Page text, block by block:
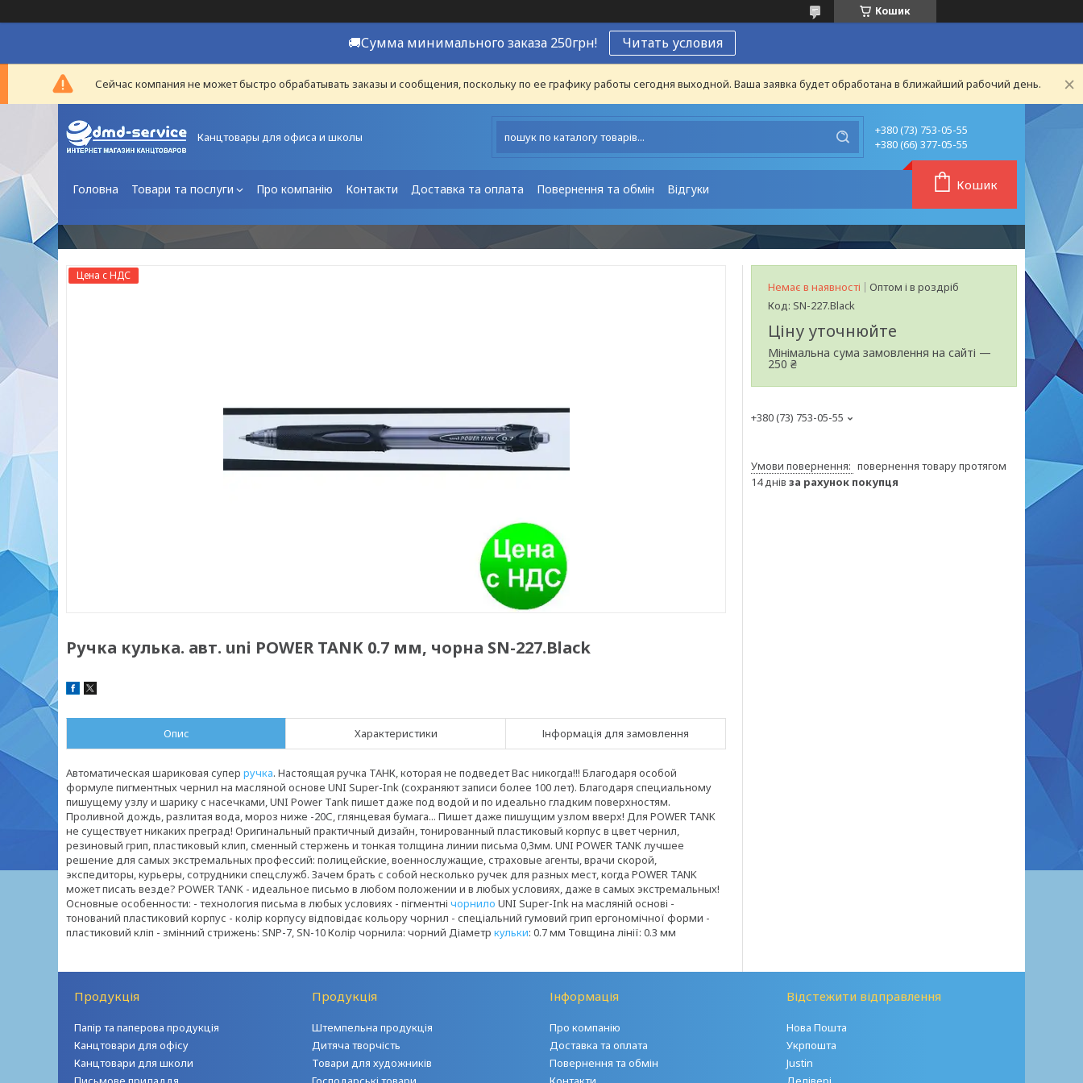
Кошик
🚚Сумма минимального заказа 250грн! Читать условия
Сейчас компания не может быстро обрабатывать заказы и сообщения, поскольку по ее графику работы сегодня выходной. Ваша заявка будет обработана в ближайший рабочий день.
Канцтовары для офиса и школы
+380 (73) 753-05-55
+380 (66) 377-05-55
Головна Товари та послуги Про компанію Контакти Доставка та оплата Повернення та обмін Відгуки Кошик
Цена с НДС
Ручка кулька. авт. uni POWER TANK 0.7 мм, чорна SN-227.Black
Опис Характеристики Інформація для замовлення
Автоматическая шариковая супер ручка. Настоящая ручка ТАНК, которая не подведет Вас никогда!!! Благодаря особой
формуле пигментных чернил на масляной основе UNI Super-Ink (сохраняют записи более 100 лет). Благодаря специальному
пишущему узлу и шарику с насечками, UNI Power Tank пишет даже под водой и по идеально гладким поверхностям.
Проливной дождь, разлитая вода, мороз ниже -20С, глянцевая бумага... Пишет даже пишущим узлом вверх! Для POWER TANK
не существует никаких преград! Оригинальный практичный дизайн, тонированный пластиковый корпус в цвет чернил,
резиновый грип, пластиковый клип, сменный стержень и тонкая толщина линии письма 0,3мм. UNI POWER TANK лучшее
решение для самых экстремальных профессий: полицейские, военнослужащие, страховые агенты, врачи скорой,
экспедиторы, курьеры, сотрудники спецслужб. Зачем брать с собой несколько ручек для разных мест, когда POWER TANK
может писать везде? POWER TANK - идеальное письмо в любом положении и в любых условиях, даже в самых экстремальных!
Основные особенности: - технология письма в любых условиях - пігментні чорнило UNI Super-Ink на масляній основі -
тонований пластиковий корпус - колір корпусу відповідає кольору чорнил - спеціальний гумовий грип ергономічної форми -
пластиковий кліп - змінний стрижень: SNP-7, SN-10 Колір чорнила: чорний Діаметр кульки: 0.7 мм Товщина лінії: 0.3 мм
Немає в наявності
Оптом і в роздріб
Код: SN-227.Black
Ціну уточнюйте
Мінімальна сума замовлення на сайті —
250 ₴
+380 (73) 753-05-55
повернення товару протягом
14 днів за рахунок покупця
Продукція
Папір та паперова продукція
Канцтовари для офісу
Канцтовари для школи
Продукція
Штемпельна продукція
Дитяча творчість
Товари для художників
Інформація
Про компанію
Доставка та оплата
Повернення та обмін
Відстежити відправлення
Нова Пошта
Укрпошта
Justin